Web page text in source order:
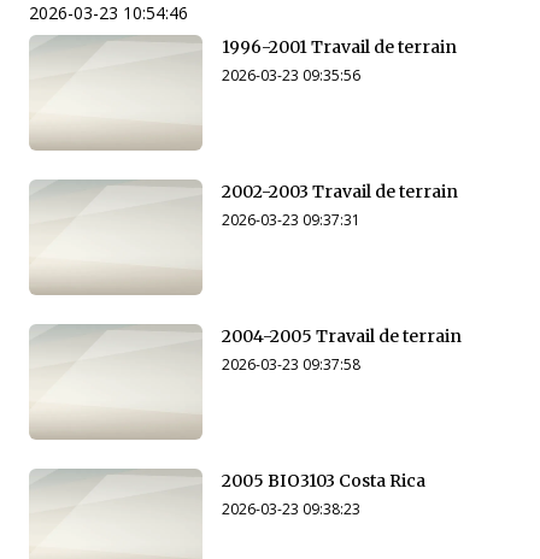
2026-03-23 10:54:46
1996-2001 Travail de terrain
2026-03-23 09:35:56
2002-2003 Travail de terrain
2026-03-23 09:37:31
2004-2005 Travail de terrain
2026-03-23 09:37:58
2005 BIO3103 Costa Rica
2026-03-23 09:38:23